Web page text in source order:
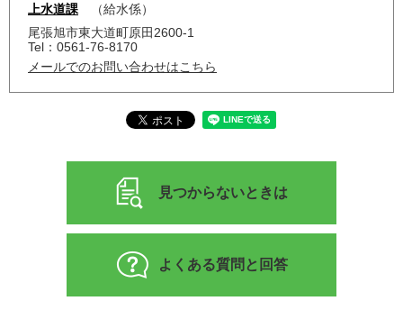
上水道課
給水係
尾張旭市東大道町原田2600-1
Tel：0561-76-8170
メールでのお問い合わせはこちら
見つからないときは
よくある質問と回答